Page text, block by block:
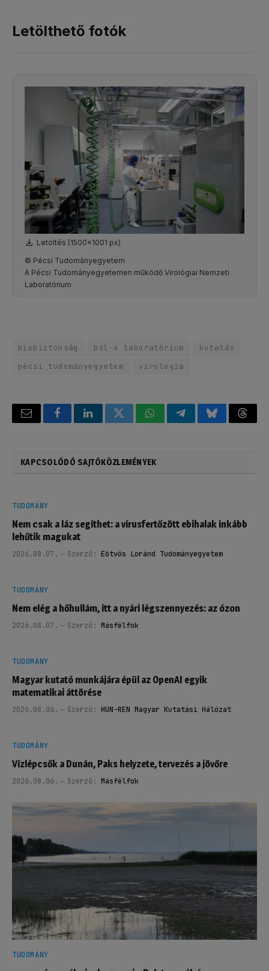
Letölthető fotók
Letöltés (1500x1001 px)
© Pécsi Tudományegyetem
A Pécsi Tudományegyetemen működő Virológiai Nemzeti
Laboratórium
biobiztonság bsl-4 laboratórium
kutatás
pécsi tudományegyetem
virológia
Email FacebookLinkedInTwitterWhatsAppTelegramBluesky
KAPCSOLÓDÓ SAJTÓKÖZLEMÉNYEK
TUDOMÁNY
Nem csak a láz segíthet: a vírusfertőzött ebihalak inkább
lehűtik magukat
2026.08.07. Szerző: Eötvös Loránd Tudományegyetem
TUDOMÁNY
Nem elég a hőhullám, itt a nyári légszennyezés: az ózon
2026.08.07. Szerző: Másfélfok
TUDOMÁNY
Magyar kutató munkájára épül az OpenAI egyik
matematikai áttörése
2026.08.06. Szerző: HUN-REN Magyar Kutatási Hálózat
TUDOMÁNY
Vízlépcsők a Dunán, Paks helyzete, tervezés a jövőre
2026.08.06. Szerző: Másfélfok
TUDOMÁNY